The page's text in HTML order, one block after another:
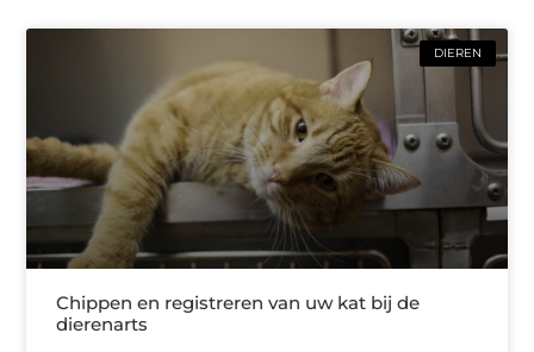
DIEREN
Chippen en registreren van uw kat bij de
dierenarts